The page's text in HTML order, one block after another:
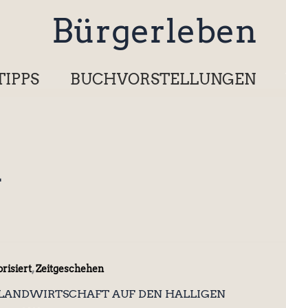
Bürgerleben
BUCHVORSTELLUNGEN
,Zeitgeschehen
AUF DEN HALLIGEN